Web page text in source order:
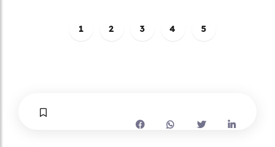
1 2 3 4 5